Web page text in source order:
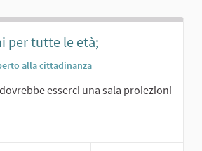
per tutte le età;
alla cittadinanza
esserci una sala proiezioni